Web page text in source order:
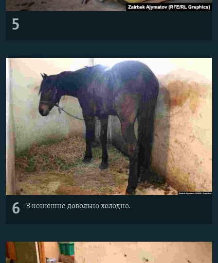
5
6 В конюшне довольно холодно.